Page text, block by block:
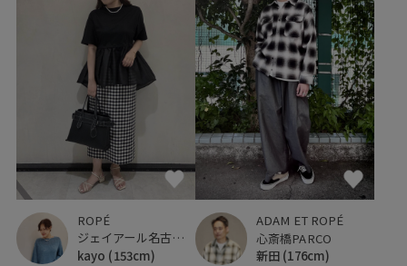
ROPÉ
ジェイアール名古屋タカシマヤ
kayo (153cm)
ADAM ET ROPÉ
心斎橋PARCO
新田 (176cm)